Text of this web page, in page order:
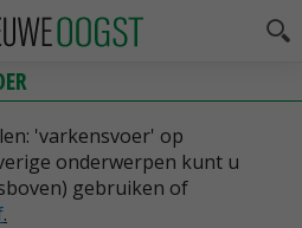
'varkensvoer' op
onderwerpen kunt u
gebruiken of
.